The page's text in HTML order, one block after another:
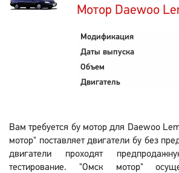
Мотор Daewoo
Модификация
Даты выпуска
Объем
Двигатель
Вам требуется бу мотор для Daewoo
мотор" поставляет двигатели бу без
двигатели проходят
тестирование. "Омск мотор"